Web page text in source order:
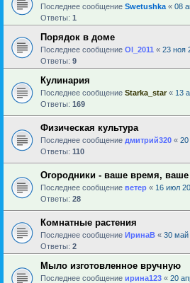
Последнее сообщение Swetushka « 08
Ответы: 1
Порядок в доме
Последнее сообщение Ol_2011 « 23 ноя
Ответы: 9
Кулинария
Последнее сообщение Starka_star« 13
Ответы: 169
Физическая культура
Последнее сообщение дмитрий320 « 20
Ответы: 110
Огородники - ваше время, ваше
Последнее сообщение ветер « 16 июл
Ответы: 28
Комнатные растения
Последнее сообщение ИринаВ « 30 май
Ответы: 2
Мыло изготовленное вручную
Последнее сообщение ирина123 « 20